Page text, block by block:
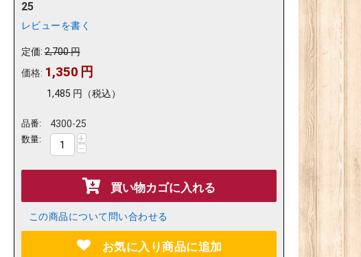
25
レビューを書く
定価: 2,700円
価格: 1,350 円
1,485 円 （税込）
品番: 4300-25
数量: +
−
買い物カゴに入れる
この商品について問い合わせる
お気に入り商品に追加